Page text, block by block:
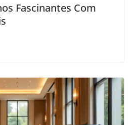
Fascinantes Com